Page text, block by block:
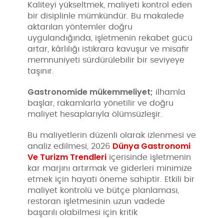
Kaliteyi yükseltmek, maliyeti kontrol eden
bir disiplinle mümkündür. Bu makalede
aktarılan yöntemler doğru
uygulandığında, işletmenin rekabet gücü
artar, kârlılığı istikrara kavuşur ve misafir
memnuniyeti sürdürülebilir bir seviyeye
taşınır.
Gastronomide mükemmeliyet; ilhamla
başlar, rakamlarla yönetilir ve doğru
maliyet hesaplarıyla ölümsüzleşir.
Bu maliyetlerin düzenli olarak izlenmesi ve
analiz edilmesi, 2026 Dünya Gastronomi
Ve Turizm Trendleri içerisinde işletmenin
kar marjını artırmak ve giderleri minimize
etmek için hayati öneme sahiptir. Etkili bir
maliyet kontrolü ve bütçe planlaması,
restoran işletmesinin uzun vadede
başarılı olabilmesi için kritik